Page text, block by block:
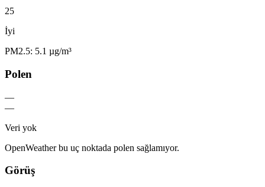
25
İyi
PM2.5: 5.1 µg/m³
Polen
—
—
Veri yok
OpenWeather bu uç noktada polen sağlamıyor.
Görüş